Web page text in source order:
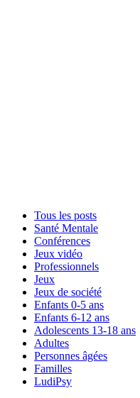
Tous les posts
Santé Mentale
Conférences
Jeux vidéo
Professionnels
Jeux
Jeux de société
Enfants 0-5 ans
Enfants 6-12 ans
Adolescents 13-18 ans
Adultes
Personnes âgées
Familles
LudiPsy